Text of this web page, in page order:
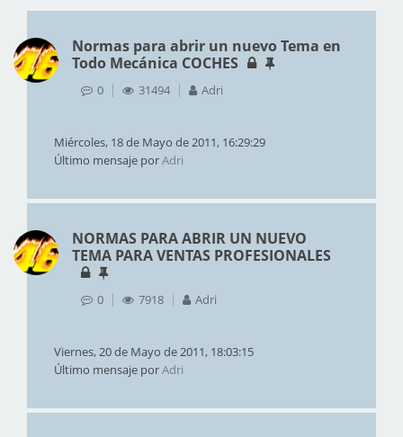
Normas para abrir un nuevo Tema en
Todo Mecánica COCHES
0 31494 Adri
Miércoles, 18 de Mayo de 2011, 16:29:29
Último mensaje porAdri
NORMAS PARA ABRIR UN NUEVO
TEMA PARA VENTAS PROFESIONALES
0 7918 Adri
Viernes, 20 de Mayo de 2011, 18:03:15
Último mensaje porAdri